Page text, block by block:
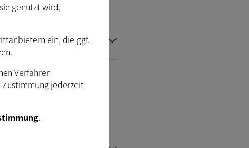
genutzt wird,
ein, die ggf.
Verfahren
jederzeit
.